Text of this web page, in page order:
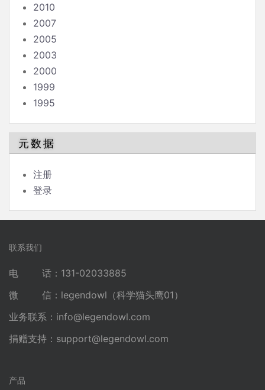
2010
2007
2005
2003
2000
1999
1995
元数据
注册
登录
联系我们
电 话：131-02033885
微 信：legendowl（科学猫头鹰01）
业务联系： info@legendowl.com
捐赠支持： support@legendowl.com
产品